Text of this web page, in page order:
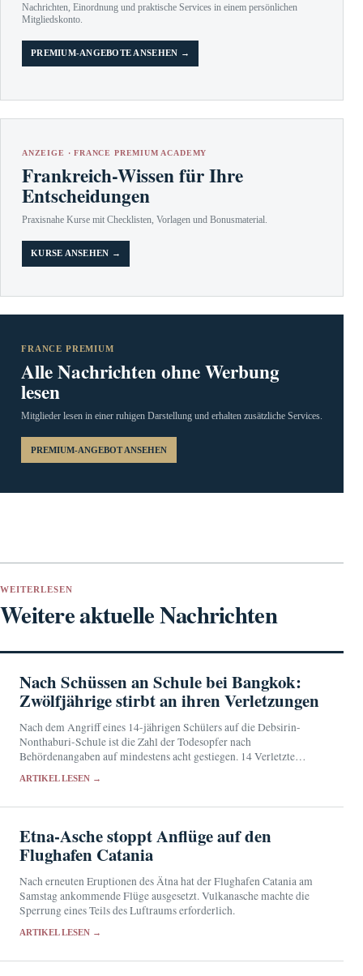
Nachrichten, Einordnung und praktische Services in einem persönlichen
Mitgliedskonto.
PREMIUM-ANGEBOTE ANSEHEN →
ANZEIGE · FRANCE PREMIUM ACADEMY
Frankreich-Wissen für Ihre
Entscheidungen
Praxisnahe Kurse mit Checklisten, Vorlagen und Bonusmaterial.
KURSE ANSEHEN →
FRANCE PREMIUM
Alle Nachrichten ohne Werbung
lesen
Mitglieder lesen in einer ruhigen Darstellung und erhalten zusätzliche Services.
PREMIUM-ANGEBOT ANSEHEN
WEITERLESEN
Weitere aktuelle Nachrichten
Nach Schüssen an Schule bei Bangkok:
Zwölfjährige stirbt an ihren Verletzungen
Nach dem Angriff eines 14-jährigen Schülers auf die Debsirin-
Nonthaburi-Schule ist die Zahl der Todesopfer nach
Behördenangaben auf mindestens acht gestiegen. 14 Verletzte
ARTIKEL LESEN →
Etna-Asche stoppt Anflüge auf den
Flughafen Catania
Nach erneuten Eruptionen des Ätna hat der Flughafen Catania am
Samstag ankommende Flüge ausgesetzt. Vulkanasche machte die
Sperrung eines Teils des Luftraums erforderlich.
ARTIKEL LESEN →